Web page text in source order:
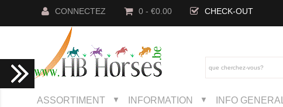
CONNECTEZ 0 - €0.00 CHECK-OUT
ASSORTIMENT ▼ INFORMATION ▼ INFO GENERAL